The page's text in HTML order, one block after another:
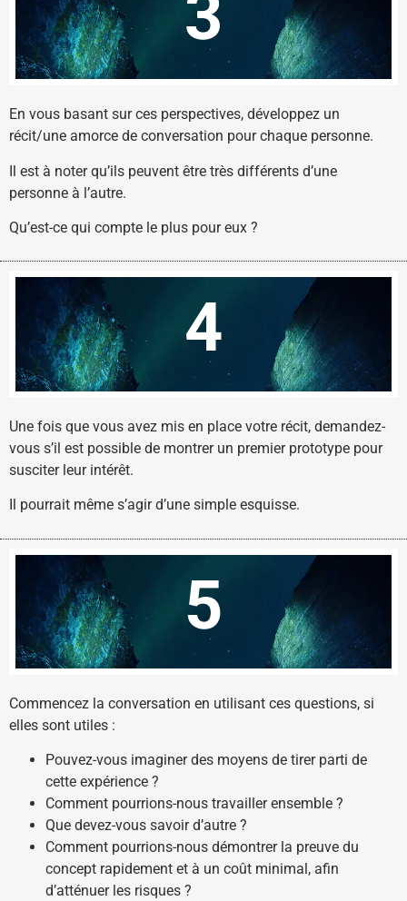
En vous basant sur ces perspectives, développez un
récit/une amorce de conversation pour chaque personne.
Il est à noter qu’ils peuvent être très différents d’une
personne à l’autre.
Qu’est-ce qui compte le plus pour eux ?
4
Une fois que vous avez mis en place votre récit, demandez-
vous s’il est possible de montrer un premier prototype pour
susciter leur intérêt.
Il pourrait même s’agir d’une simple esquisse.
5
Commencez la conversation en utilisant ces questions, si
elles sont utiles :
Pouvez-vous imaginer des moyens de tirer parti de
cette expérience ?
Comment pourrions-nous travailler ensemble ?
Que devez-vous savoir d’autre ?
Comment pourrions-nous démontrer la preuve du
concept rapidement et à un coût minimal, afin
d’atténuer les risques ?